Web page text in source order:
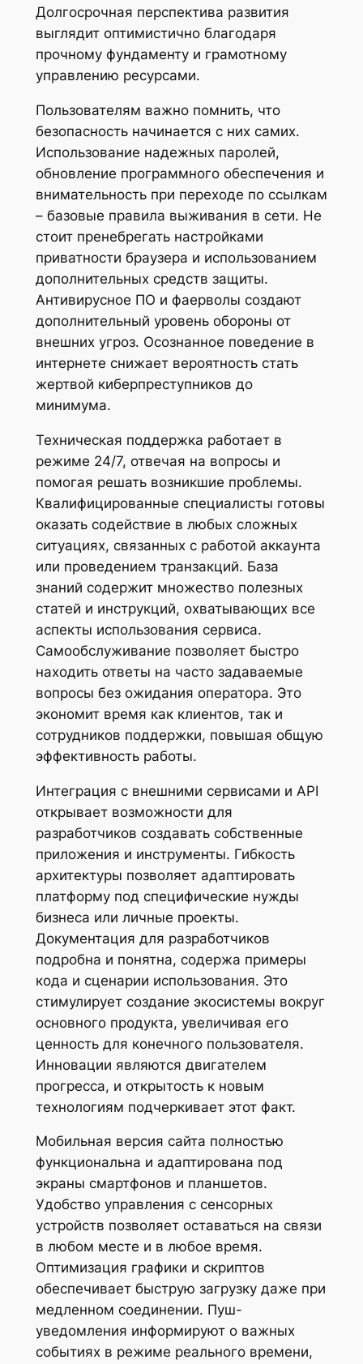
Долгосрочная перспектива развития
выглядит оптимистично благодаря
прочному фундаменту и грамотному
управлению ресурсами.
Пользователям важно помнить, что
безопасность начинается с них самих.
Использование надежных паролей,
обновление программного обеспечения и
внимательность при переходе по ссылкам
– базовые правила выживания в сети. Не
стоит пренебрегать настройками
приватности браузера и использованием
дополнительных средств защиты.
Антивирусное ПО и фаерволы создают
дополнительный уровень обороны от
внешних угроз. Осознанное поведение в
интернете снижает вероятность стать
жертвой киберпреступников до
минимума.
Техническая поддержка работает в
режиме 24/7, отвечая на вопросы и
помогая решать возникшие проблемы.
Квалифицированные специалисты готовы
оказать содействие в любых сложных
ситуациях, связанных с работой аккаунта
или проведением транзакций. База
знаний содержит множество полезных
статей и инструкций, охватывающих все
аспекты использования сервиса.
Самообслуживание позволяет быстро
находить ответы на часто задаваемые
вопросы без ожидания оператора. Это
экономит время как клиентов, так и
сотрудников поддержки, повышая общую
эффективность работы.
Интеграция с внешними сервисами и API
открывает возможности для
разработчиков создавать собственные
приложения и инструменты. Гибкость
архитектуры позволяет адаптировать
платформу под специфические нужды
бизнеса или личные проекты.
Документация для разработчиков
подробна и понятна, содержа примеры
кода и сценарии использования. Это
стимулирует создание экосистемы вокруг
основного продукта, увеличивая его
ценность для конечного пользователя.
Инновации являются двигателем
прогресса, и открытость к новым
технологиям подчеркивает этот факт.
Мобильная версия сайта полностью
функциональна и адаптирована под
экраны смартфонов и планшетов.
Удобство управления с сенсорных
устройств позволяет оставаться на связи
в любом месте и в любое время.
Оптимизация графики и скриптов
обеспечивает быструю загрузку даже при
медленном соединении. Пуш-
уведомления информируют о важных
событиях в режиме реального времени,